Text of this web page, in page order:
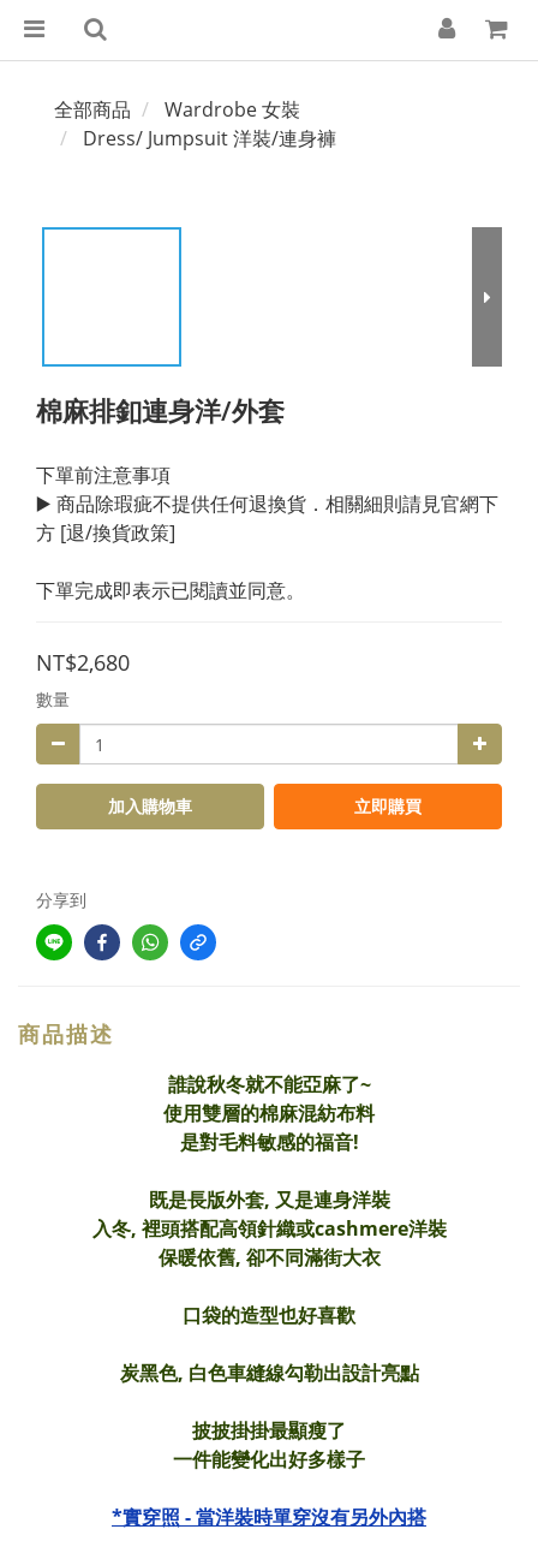
全部商品
Wardrobe 女裝
Dress/ Jumpsuit 洋裝/連身褲
棉麻排釦連身洋/外套
下單前注意事項
▶️ 商品除瑕疵不提供任何退換貨．相關細則請見官網下
方 [退/換貨政策]
下單完成即表示已閱讀並同意。
NT$2,680
數量
加入購物車 立即購買
分享到
商品描述
誰說秋冬就不能亞麻了~
使用雙層的棉麻混紡布料
是對毛料敏感的福音!
既是長版外套, 又是連身洋裝
入冬, 裡頭搭配高領針織或cashmere洋裝
保暖依舊, 卻不同滿街大衣
口袋的造型也好喜歡
炭黑色, 白色車縫線勾勒出設計亮點
披披掛掛最顯瘦了
一件能變化出好多樣子
*實穿照 - 當洋裝時單穿沒有另外內搭